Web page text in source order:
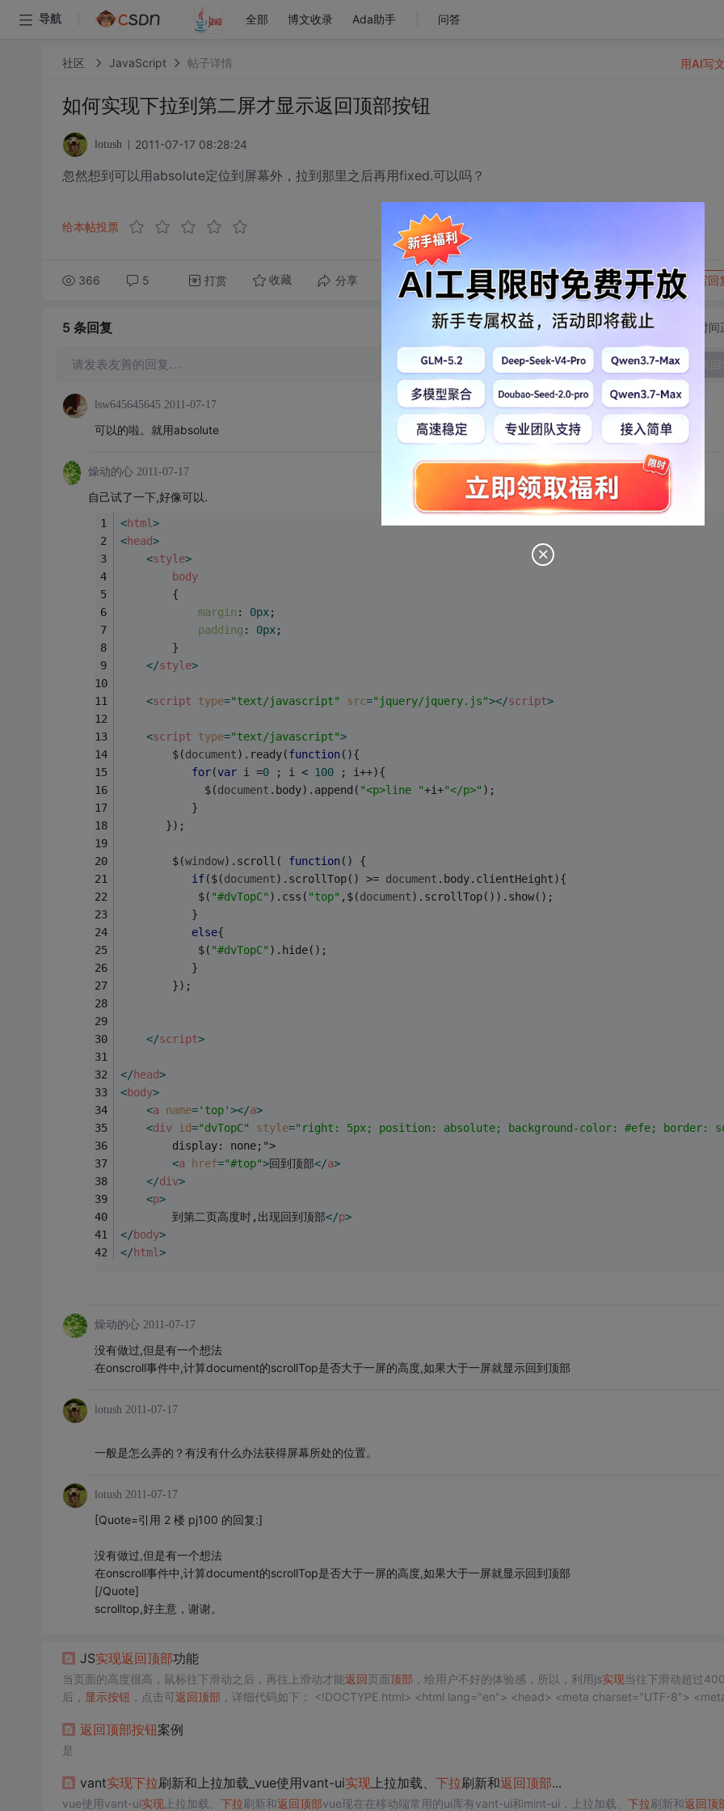
导航 全部 博文收录 Ada助手 问答
社区 JavaScript 帖子详情
如何实现下拉到第二屏才显示返回顶部按钮
lotush 2011-07-17 08:28:24
忽然想到可以用absolute定位到屏幕外，拉到那里之后再用fixed.可以吗？
给本帖投票
366 5 打赏 收藏 分享 转发到动态 举报 写回
用AI写
5 条回复 切换为时间
请发表友善的回复…
lsw645645645 2011-07-17
可以的啦。就用absolute
燥动的心 2011-07-17
自己试了一下,好像可以.
<html >
<head>
<style>
body
        {
margin : 0px;
padding : 0px;
        }
</style>
<script type="text/javascript" src="jquery/jquery.js"></script>
<script type="text/javascript">
        $(
document).ready(function( ){
for(var i =0 ; i < 100 ; i++){
             $(
document .body).append( "<p>line "+i+"</p>" );
           }
       });
        $(
window).scroll( function( ) {
if($(document).scrollTop() >= document .body.clientHeight){
            $(
"#dvTopC" ).css( "top" ,$(document).scrollTop()).show();
           }
else{
            $(
"#dvTopC" ).hide();
           }
        });
</script>
</head>
<body>
<a name='top'></a>
<div id="dvTopC" style="right: 5px; position: absolute; background-color: #efe; border:
        display: none;">
<a href="#top">回到顶部</a>
</div>
<p>
        到第二页高度时,出现回到顶部
</p>
</body>
</html >
燥动的心 2011-07-17
没有做过,但是有一个想法
在onscroll事件中,计算document的scrollTop是否大于一屏的高度,如果大于一屏就显示回到顶部
lotush 2011-07-17
一般是怎么弄的？有没有什么办法获得屏幕所处的位置。
lotush 2011-07-17
[Quote=引用 2 楼 pj100 的回复:]
没有做过,但是有一个想法
在onscroll事件中,计算document的scrollTop是否大于一屏的高度,如果大于一屏就显示回到顶部
[/Quote]
scrolltop,好主意，谢谢。
JS实现返回顶部功能
当页面的高度很高，鼠标往下滑动之后，再往上滑动才能返回页面顶部 ，给用户不好的体验感，所以，利用js实现当往下滑动超过
后， 显示按钮 ，点击可返回顶部 ，详细代码如下： <!DOCTYPE html> <html lang="en"> <head> <meta charset="UTF-8"> <meta htt
返回顶部按钮案例
是
vant实现下拉刷新和上拉加载_vue使用vant-ui实现上拉加载、 下拉刷新和返回顶部...
vue使用vant-ui实现上拉加载、 下拉刷新和返回顶部vue现在在移动端常用的ui库有vant-ui和mint-ui，上拉加载、 下拉刷新和返回顶